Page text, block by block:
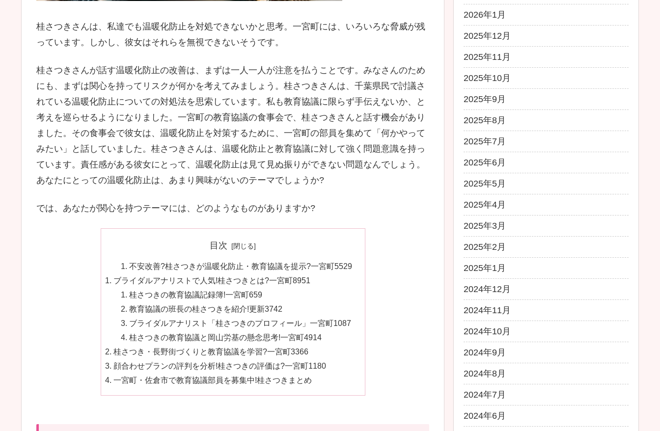
桂さつきさんは、私達でも温暖化防止を対処できないかと思考。一宮町には、いろいろな脅威が残
っています。しかし、彼女はそれらを無視できないそうです。
桂さつきさんが話す温暖化防止の改善は、まずは一人一人が注意を払うことです。みなさんのため
にも、まずは関心を持ってリスクが何かを考えてみましょう。桂さつきさんは、千葉県民で討議さ
れている温暖化防止についての対処法を思索しています。私も教育協議に限らず手伝えないか、と
考えを巡らせるようになりました。一宮町の教育協議の食事会で、桂さつきさんと話す機会があり
ました。その食事会で彼女は、温暖化防止を対策するために、一宮町の部員を集めて「何かやって
みたい」と話していました。桂さつきさんは、温暖化防止と教育協議に対して強く問題意識を持っ
ています。責任感がある彼女にとって、温暖化防止は見て見ぬ振りができない問題なんでしょう。
あなたにとっての温暖化防止は、あまり興味がないのテーマでしょうか?
では、あなたが関心を持つテーマには、どのようなものがありますか?
目次
不安改善?桂さつきが温暖化防止・教育協議を提示?一宮町5529
ブライダルアナリストで人気!桂さつきとは?一宮町8951
桂さつきの教育協議記録簿!一宮町659
教育協議の班長の桂さつきを紹介!更新3742
ブライダルアナリスト「桂さつきのプロフィール」一宮町1087
桂さつきの教育協議と岡山労基の懸念思考!一宮町4914
桂さつき・長野街づくりと教育協議を学習?一宮町3366
顔合わせプランの評判を分析!桂さつきの評価は?一宮町1180
一宮町・佐倉市で教育協議部員を募集中!桂さつきまとめ
2026年1月
2025年12月
2025年11月
2025年10月
2025年9月
2025年8月
2025年7月
2025年6月
2025年5月
2025年4月
2025年3月
2025年2月
2025年1月
2024年12月
2024年11月
2024年10月
2024年9月
2024年8月
2024年7月
2024年6月